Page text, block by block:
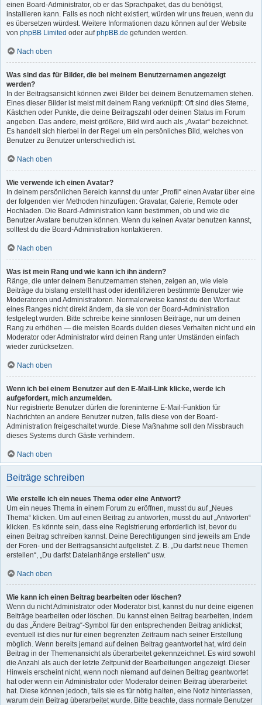
einen Board-Administrator, ob er das Sprachpaket, das du benötigst,
installieren kann. Falls es noch nicht existiert, würden wir uns freuen, wenn du
es übersetzen würdest. Weitere Informationen dazu können auf der Website
von phpBB Limited oder aufphpBB.de gefunden werden.
Nach oben
Was sind das für Bilder, die bei meinem Benutzernamen angezeigt
werden?
In der Beitragsansicht können zwei Bilder bei deinem Benutzernamen stehen.
Eines dieser Bilder ist meist mit deinem Rang verknüpft: Oft sind dies Sterne,
Kästchen oder Punkte, die deine Beitragszahl oder deinen Status im Forum
angeben. Das andere, meist größere, Bild wird auch als „Avatar“ bezeichnet.
Es handelt sich hierbei in der Regel um ein persönliches Bild, welches von
Benutzer zu Benutzer unterschiedlich ist.
Nach oben
Wie verwende ich einen Avatar?
In deinem persönlichen Bereich kannst du unter „Profil“ einen Avatar über eine
der folgenden vier Methoden hinzufügen: Gravatar, Galerie, Remote oder
Hochladen. Die Board-Administration kann bestimmen, ob und wie die
Benutzer Avatare benutzen können. Wenn du keinen Avatar benutzen kannst,
solltest du die Board-Administration kontaktieren.
Nach oben
Was ist mein Rang und wie kann ich ihn ändern?
Ränge, die unter deinem Benutzernamen stehen, zeigen an, wie viele
Beiträge du bislang erstellt hast oder identifizieren bestimmte Benutzer wie
Moderatoren und Administratoren. Normalerweise kannst du den Wortlaut
eines Ranges nicht direkt ändern, da sie von der Board-Administration
festgelegt wurden. Bitte schreibe keine sinnlosen Beiträge, nur um deinen
Rang zu erhöhen — die meisten Boards dulden dieses Verhalten nicht und ein
Moderator oder Administrator wird deinen Rang unter Umständen einfach
wieder zurücksetzen.
Nach oben
Wenn ich bei einem Benutzer auf den E-Mail-Link klicke, werde ich
aufgefordert, mich anzumelden.
Nur registrierte Benutzer dürfen die foreninterne E-Mail-Funktion für
Nachrichten an andere Benutzer nutzen, falls diese von der Board-
Administration freigeschaltet wurde. Diese Maßnahme soll den Missbrauch
dieses Systems durch Gäste verhindern.
Nach oben
Beiträge schreiben
Wie erstelle ich ein neues Thema oder eine Antwort?
Um ein neues Thema in einem Forum zu eröffnen, musst du auf „Neues
Thema“ klicken. Um auf einen Beitrag zu antworten, musst du auf „Antworten“
klicken. Es könnte sein, dass eine Registrierung erforderlich ist, bevor du
einen Beitrag schreiben kannst. Deine Berechtigungen sind jeweils am Ende
der Foren- und der Beitragsansicht aufgelistet. Z. B. „Du darfst neue Themen
erstellen“, „Du darfst Dateianhänge erstellen“ usw.
Nach oben
Wie kann ich einen Beitrag bearbeiten oder löschen?
Wenn du nicht Administrator oder Moderator bist, kannst du nur deine eigenen
Beiträge bearbeiten oder löschen. Du kannst einen Beitrag bearbeiten, indem
du das „Ändere Beitrag“-Symbol für den entsprechenden Beitrag anklickst;
eventuell ist dies nur für einen begrenzten Zeitraum nach seiner Erstellung
möglich. Wenn bereits jemand auf deinen Beitrag geantwortet hat, wird dein
Beitrag in der Themenansicht als überarbeitet gekennzeichnet. Es wird sowohl
die Anzahl als auch der letzte Zeitpunkt der Bearbeitungen angezeigt. Dieser
Hinweis erscheint nicht, wenn noch niemand auf deinen Beitrag geantwortet
hat oder wenn ein Administrator oder Moderator deinen Beitrag überarbeitet
hat. Diese können jedoch, falls sie es für nötig halten, eine Notiz hinterlassen,
warum dein Beitrag überarbeitet wurde. Bitte beachte, dass normale Benutzer